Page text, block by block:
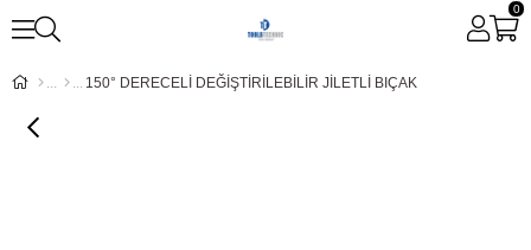
0
150° DERECELİ DEĞİŞTİRİLEBİLİR JİLETLİ BIÇAK